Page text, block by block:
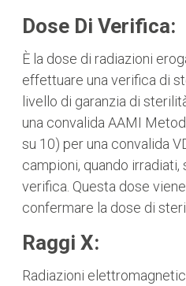
Dose Di Verifica:
È la dose di radiazioni
effettuare una verifica di
livello di garanzia di
una convalida AAMI
su 10) per una convalida
campioni, quando
verifica. Questa dose
confermare la dose di
Raggi X:
Radiazioni